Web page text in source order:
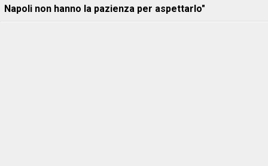
Napoli non hanno la pazienza per aspettarlo"